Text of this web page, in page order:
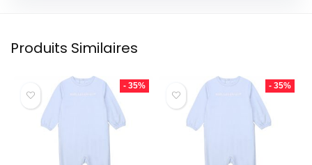
Produits Similaires
- 35% - 35%